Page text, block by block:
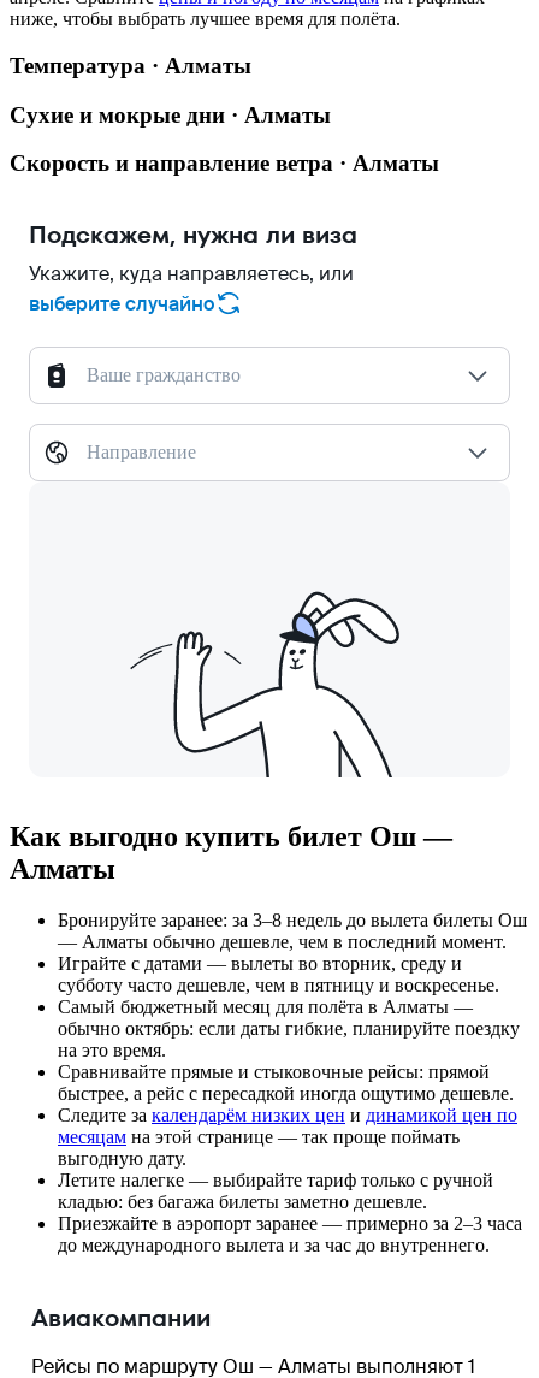
ниже, чтобы выбрать лучшее время для полёта.
Температура · Алматы
Сухие и мокрые дни · Алматы
Скорость и направление ветра · Алматы
Подскажем, нужна ли виза
Укажите, куда направляетесь, или
выберите случайно
Ваше гражданство
Направление
Как выгодно купить билет Ош —
Алматы
Бронируйте заранее: за 3–8 недель до вылета билеты Ош
— Алматы обычно дешевле, чем в последний момент.
Играйте с датами — вылеты во вторник, среду и
субботу часто дешевле, чем в пятницу и воскресенье.
Самый бюджетный месяц для полёта в Алматы —
обычно октябрь: если даты гибкие, планируйте поездку
на это время.
Сравнивайте прямые и стыковочные рейсы: прямой
быстрее, а рейс с пересадкой иногда ощутимо дешевле.
Следите за календарём низких цен и динамикой цен по
месяцам на этой странице — так проще поймать
выгодную дату.
Летите налегке — выбирайте тариф только с ручной
кладью: без багажа билеты заметно дешевле.
Приезжайте в аэропорт заранее — примерно за 2–3 часа
до международного вылета и за час до внутреннего.
Авиакомпании
Рейсы по маршруту Ош — Алматы выполняют 1